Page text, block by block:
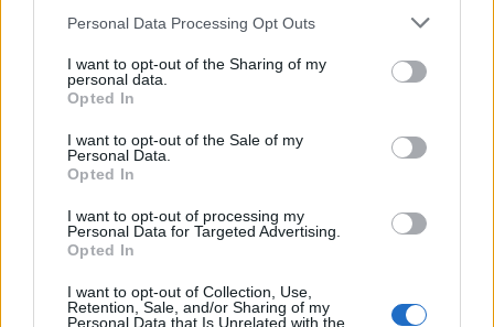
Please note that this website/app uses one or more Google
not limited to your visit or usage behaviour. You may click to
grant or deny consent to Google and its third-party tags to
use your data for below specified purposes in below Google
consent section.
Personal Data Processing Opt Outs
I want to opt-out of the Sharing of my
personal data.
Opted In
I want to opt-out of the Sale of my
Personal Data.
Opted In
I want to opt-out of processing my
Personal Data for Targeted Advertising.
Opted In
I want to opt-out of Collection, Use,
Retention, Sale, and/or Sharing of my
Personal Data that Is Unrelated with the
Ακολουθείστε το iPaideia.gr στο